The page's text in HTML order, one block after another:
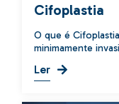
Cifoplastia
O que é
minimamente
Ler